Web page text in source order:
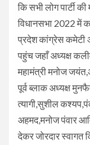
कि सभी लोग पार्टी
विधानसभा 2022 में
प्रदेश कांग्रेस कमेटी
पहुंच जहाँ अध्यक्ष
महामंत्री मनोज
पूर्व ब्लाक अध्यक्ष
त्यागी,सुशील
अहमद,मनोज पंवार
देकर जोरदार स्वागत